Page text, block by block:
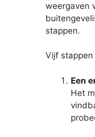
weergaven
stappen.
Vijf
Een
Het